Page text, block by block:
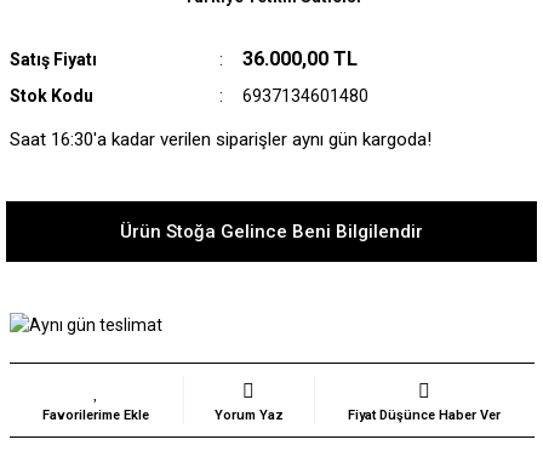
Satış Fiyatı 36.000,00 TL
Stok Kodu 6937134601480
Saat 16:30'a kadar verilen siparişler aynı gün kargoda!
Ürün Stoğa Gelince Beni Bilgilendir
Yorum Yaz Fiyat Düşünce Haber Ver